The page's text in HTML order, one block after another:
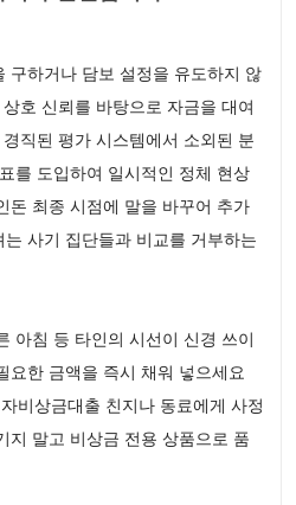
구하거나 담보 설정을 유도하지 않
호 신뢰를 바탕으로 자금을 대여
직된 평가 시스템에서 소외된 분
를 도입하여 일시적인 정체 현상
돈 최종 시점에 말을 바꾸어 추가
사기 집단들과 비교를 거부하는
아침 등 타인의 시선이 신경 쓰이
요한 금액을 즉시 채워 넣으세요
비상금대출 친지나 동료에게 사정
지 말고 비상금 전용 상품으로 품